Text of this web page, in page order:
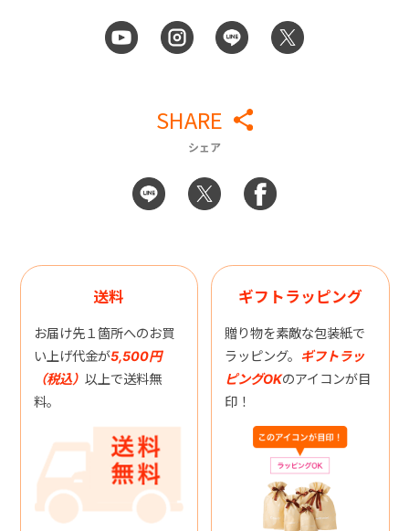
SHARE
シェア
送料
お届け先１箇所へのお買
い上げ代金が5,500円
（税込） 以上で送料無
料。
ギフトラッピング
贈り物を素敵な包装紙で
ラッピング。 ギフトラッ
ピングOKのアイコンが目
印！